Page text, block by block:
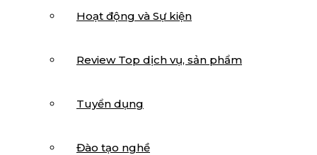
Hoạt động và Sự kiện
Review Top dịch vụ, sản phẩm
Tuyển dụng
Đào tạo nghề